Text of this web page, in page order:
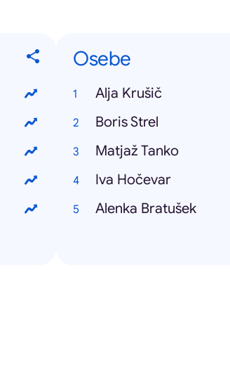
Osebe
Alja Krušič
Boris Strel
Matjaž Tanko
Iva Hočevar
Alenka Bratušek